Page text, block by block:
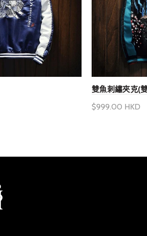
雙魚刺繡夾克(
$999.00 HKD